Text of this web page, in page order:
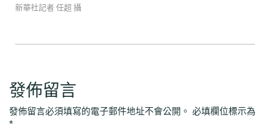
新華社記者 任超 攝
發佈留言
發佈留言必須填寫的電子郵件地址不會公開。 必填欄位標示為
*